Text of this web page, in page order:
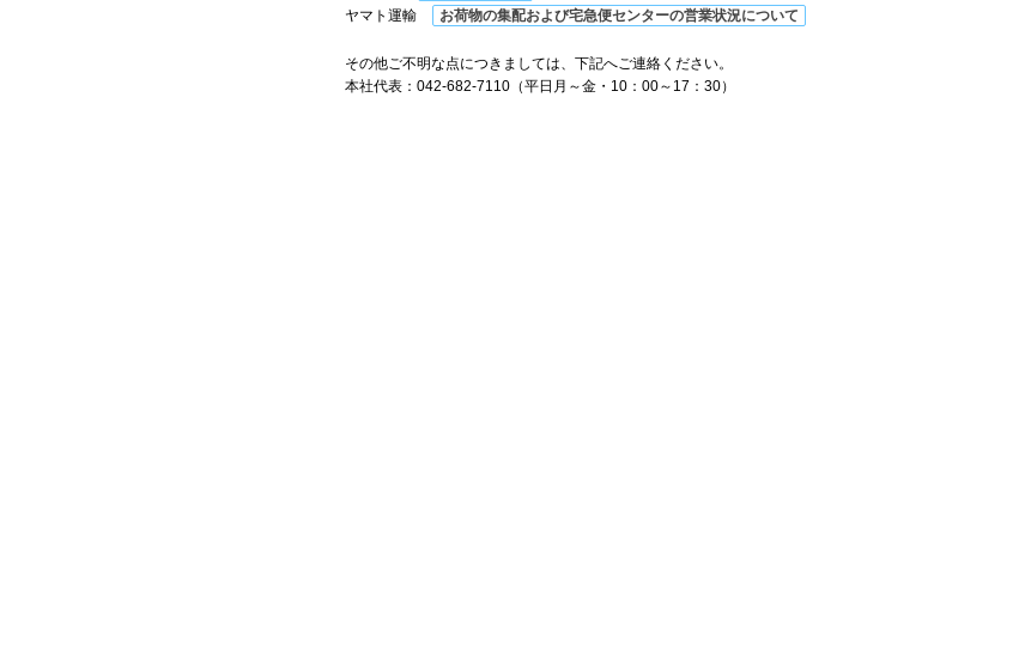
ヤマト運輸
お荷物の集配および宅急便センターの営業状況について
その他ご不明な点につきましては、下記へご連絡ください。
本社代表：042-682-7110（平日月～金・10：00～17：30）